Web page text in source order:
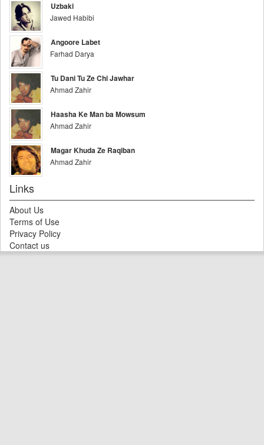
Uzbaki
Jawed Habibi
Angoore Labet
Farhad Darya
Tu Dani Tu Ze Chi Jawhar
Ahmad Zahir
Haasha Ke Man ba Mowsum
Ahmad Zahir
Magar Khuda Ze Raqiban
Ahmad Zahir
Links
About Us
Terms of Use
Privacy Policy
Contact us